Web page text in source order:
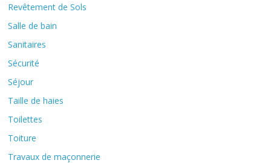
Revêtement de Sols
Salle de bain
Sanitaires
Sécurité
Séjour
Taille de haies
Toilettes
Toiture
Travaux de maçonnerie